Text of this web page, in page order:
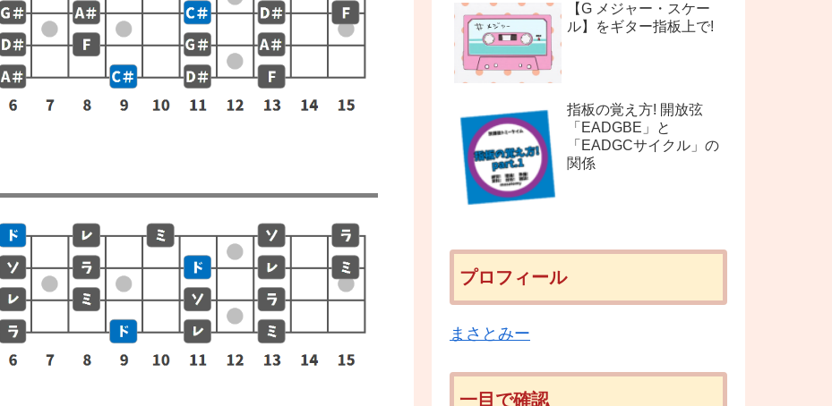
【G メジャー・スケー
ル】をギター指板上で!
指板の覚え方! 開放弦
「EADGBE」と
「EADGCサイクル」の
関係
プロフィール
まさとみー
一目で確認